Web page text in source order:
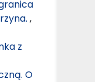
,
z
O